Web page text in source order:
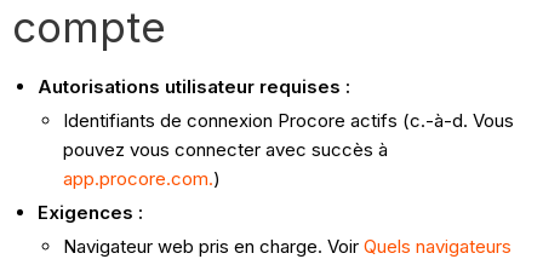
compte
Autorisations utilisateur requises :
Identifiants de connexion Procore actifs (c.-à-d. Vous
pouvez vous connecter avec succès à
app.procore.com.)
Exigences :
Navigateur web pris en charge. VoirQuels navigateurs